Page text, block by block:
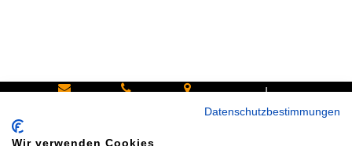
|
Datenschutzbestimmungen
Wir verwenden Cookies